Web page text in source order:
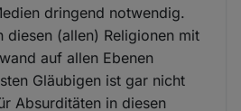
dringend notwendig.
(allen) Religionen mit
auf allen Ebenen
Gläubigen ist gar nicht
Absurditäten in diesen